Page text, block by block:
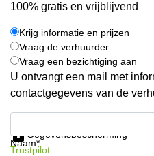
100% gratis en vrijblijvend
Krijg informatie en prijzen
Vraag de verhuurder
Vraag een bezichtiging aan
U ontvangt een mail met
contactgegevens van de
Naam*
Gegevensbescherming
Trustpilot